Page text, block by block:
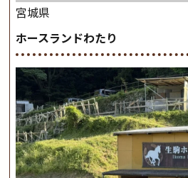
宮城県
ホースランドわたり